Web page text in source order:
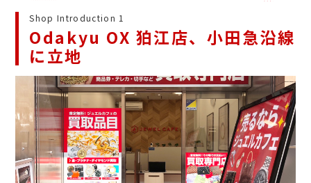
Shop Introduction 1
Odakyu OX 狛江店、小田急沿線
に立地